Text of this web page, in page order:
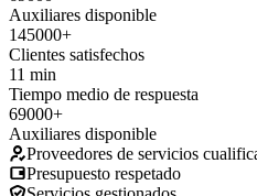
Auxiliares disponible
145000+
Clientes satisfechos
11 min
Tiempo medio de respuesta
69000+
Auxiliares disponible
Proveedores de servicios
Presupuesto respetado